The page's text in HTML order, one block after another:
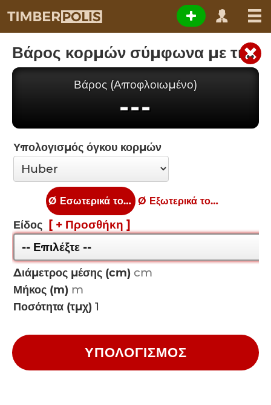
Βάρος κορμών σύμφωνα με τις διαστάσεις
Βάρος (Αποφλοιωμένο)
---
Υπολογισμός όγκου κορμών
Ø Εσωτερικά του φλοιού Ø Εξωτερικά του φλοιού
Είδος [ + Προσθήκη ]
Διάμετρος μέσης (cm)
Μήκος (m)
Ποσότητα (τμχ)
ΥΠΟΛΟΓΙΣΜΌΣ